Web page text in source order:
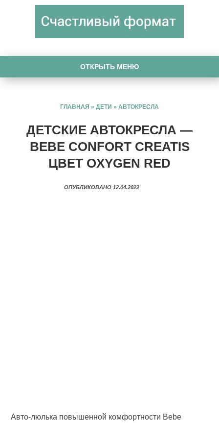
ОТКРЫТЬ МЕНЮ
ГЛАВНАЯ » ДЕТИ » АВТОКРЕСЛА
ДЕТСКИЕ АВТОКРЕСЛА —
BEBE CONFORT CREATIS
ЦВЕТ OXYGEN RED
ОПУБЛИКОВАНО 12.04.2022
Авто-люлька повышенной комфортности Bebe